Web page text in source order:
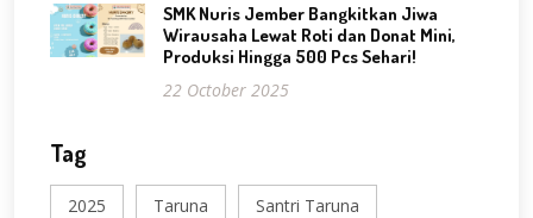
SMK Nuris Jember Bangkitkan Jiwa
Wirausaha Lewat Roti dan Donat Mini,
Produksi Hingga 500 Pcs Sehari!
22 October 2025
Tag
2025 Taruna Santri Taruna